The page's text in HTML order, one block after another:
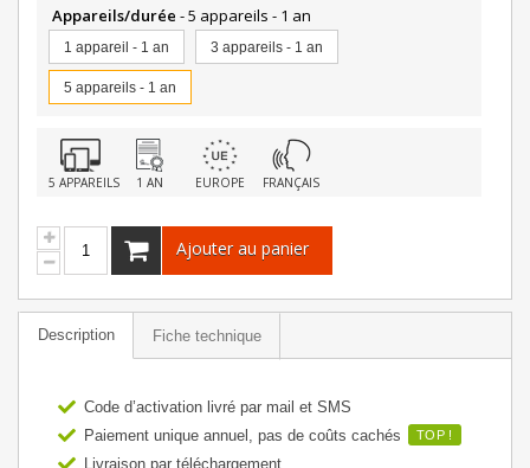
Appareils/durée - 5 appareils - 1 an
1 appareil - 1 an 3 appareils - 1 an
5 appareils - 1 an
5 APPAREILS 1 AN EUROPE FRANÇAIS
Ajouter au panier
Description Fiche technique
Code d’activation livré par mail et SMS
Paiement unique annuel, pas de coûts cachés
TOP !
Livraison par téléchargement